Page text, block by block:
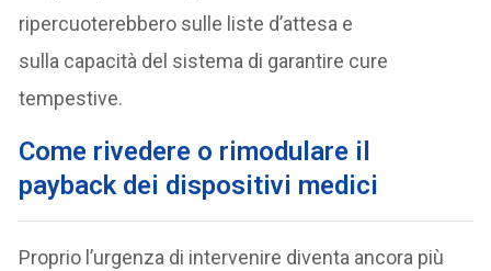
ripercuoterebbero sulle liste d’attesa e
sulla capacità del sistema di garantire cure
tempestive.
Come rivedere o rimodulare il
payback dei dispositivi medici
Proprio l’urgenza di intervenire diventa ancora più